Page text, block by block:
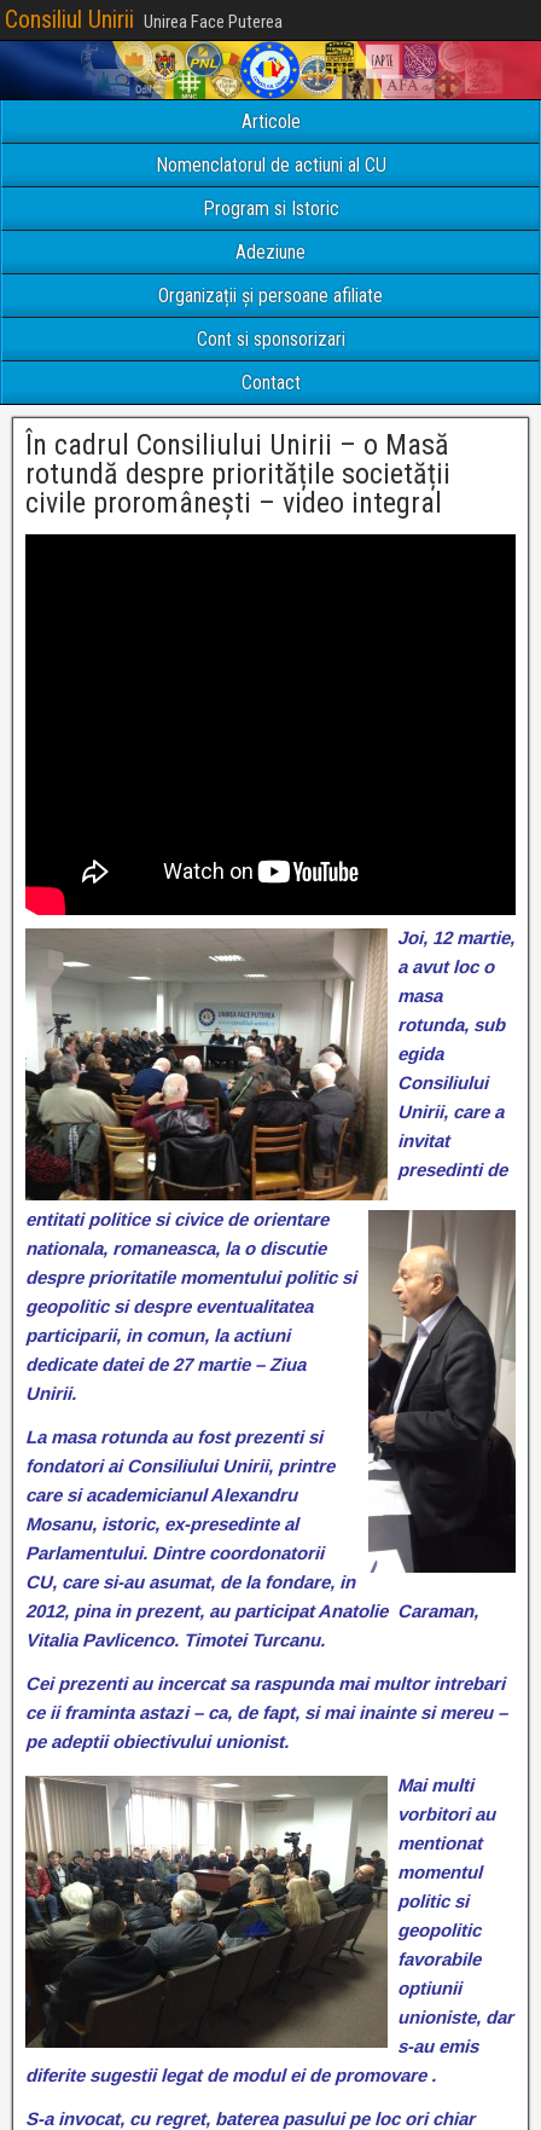
Consiliul Unirii Unirea Face Puterea
Articole
Nomenclatorul de actiuni al CU
Program si Istoric
Adeziune
Organizații și persoane afiliate
Cont si sponsorizari
Contact
În cadrul Consiliului Unirii – o Masă
rotundă despre prioritățile societății
civile proromânești – video integral
Joi, 12 martie,
a avut loc o
masa
rotunda, sub
egida
Consiliului
Unirii, care a
invitat
presedinti de
entitati politice si civice de orientare
nationala, romaneasca, la o discutie
despre prioritatile momentului politic si
geopolitic si despre eventualitatea
participarii, in comun, la actiuni
dedicate datei de 27 martie – Ziua
Unirii.
La masa rotunda au fost prezenti si
fondatori ai Consiliului Unirii, printre
care si academicianul Alexandru
Mosanu, istoric, ex-presedinte al
Parlamentului. Dintre coordonatorii
CU, care si-au asumat, de la fondare, in
2012, pina in prezent, au participat Anatolie Caraman,
Vitalia Pavlicenco. Timotei Turcanu.
Cei prezenti au incercat sa raspunda mai multor intrebari
ce ii framinta astazi – ca, de fapt, si mai inainte si mereu –
pe adeptii obiectivului unionist.
Mai multi
vorbitori au
mentionat
momentul
politic si
geopolitic
favorabile
optiunii
unioniste, dar
s-au emis
diferite sugestii legat de modul ei de promovare .
S-a invocat, cu regret, baterea pasului pe loc ori chiar